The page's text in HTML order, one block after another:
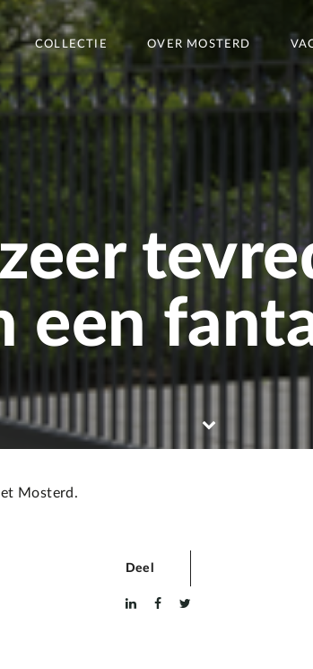
COLLECTIE OVER MOSTERD
zeer
een
Mosterd.
Deel